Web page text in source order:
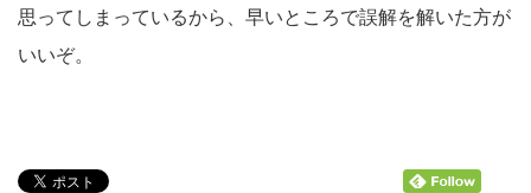
思ってしまっているから、早いところで誤解を解いた方が
いいぞ。